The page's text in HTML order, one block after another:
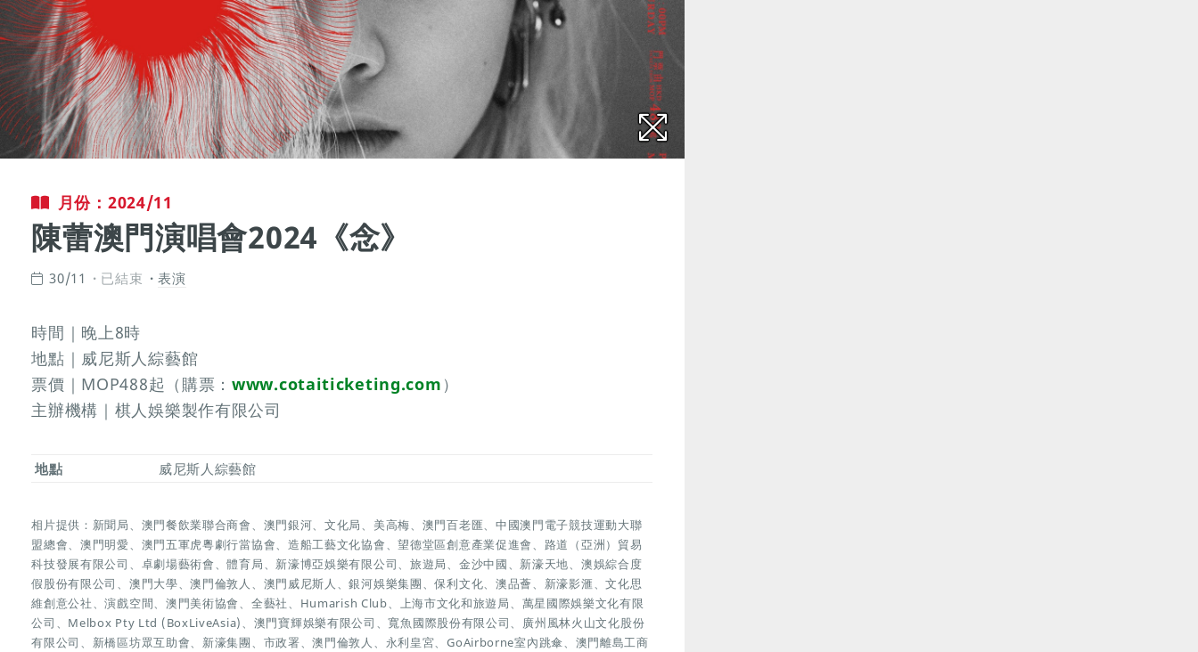
月份：2024/11
陳蕾澳門演唱會2024《念》
30/11 已結束 表演
時間｜晚上8時
地點｜威尼斯人綜藝館
票價｜MOP488起（購票：www.cotaiticketing.com ）
主辦機構｜棋人娛樂製作有限公司
地點 威尼斯人綜藝館
相片提供：新聞局、澳門餐飲業聯合商會、澳門銀河、文化局、美高梅、澳門百老匯、中國澳門電子競技運動大聯
盟總會、澳門明愛、澳門五軍虎粵劇行當協會、造船工藝文化協會、望德堂區創意產業促進會、路道（亞洲）貿易
科技發展有限公司、卓劇場藝術會、體育局、新濠博亞娛樂有限公司、旅遊局、金沙中國、新濠天地、澳娛綜合度
假股份有限公司、澳門大學、澳門倫敦人、澳門威尼斯人、銀河娛樂集團、保利文化、澳品薈、新濠影滙、文化思
維創意公社、演戲空間、澳門美術協會、全藝社、Humarish Club、上海市文化和旅遊局、萬星國際娛樂文化有限
公司、Melbox Pty Ltd (BoxLiveAsia)、澳門寶輝娛樂有限公司、寬魚國際股份有限公司、廣州風林火山文化股份
有限公司、新橋區坊眾互助會、新濠集團、市政署、澳門倫敦人、永利皇宮、GoAirborne室內跳傘、澳門離島工商